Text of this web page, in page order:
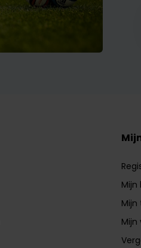
Mijn
Mijn
Mijn